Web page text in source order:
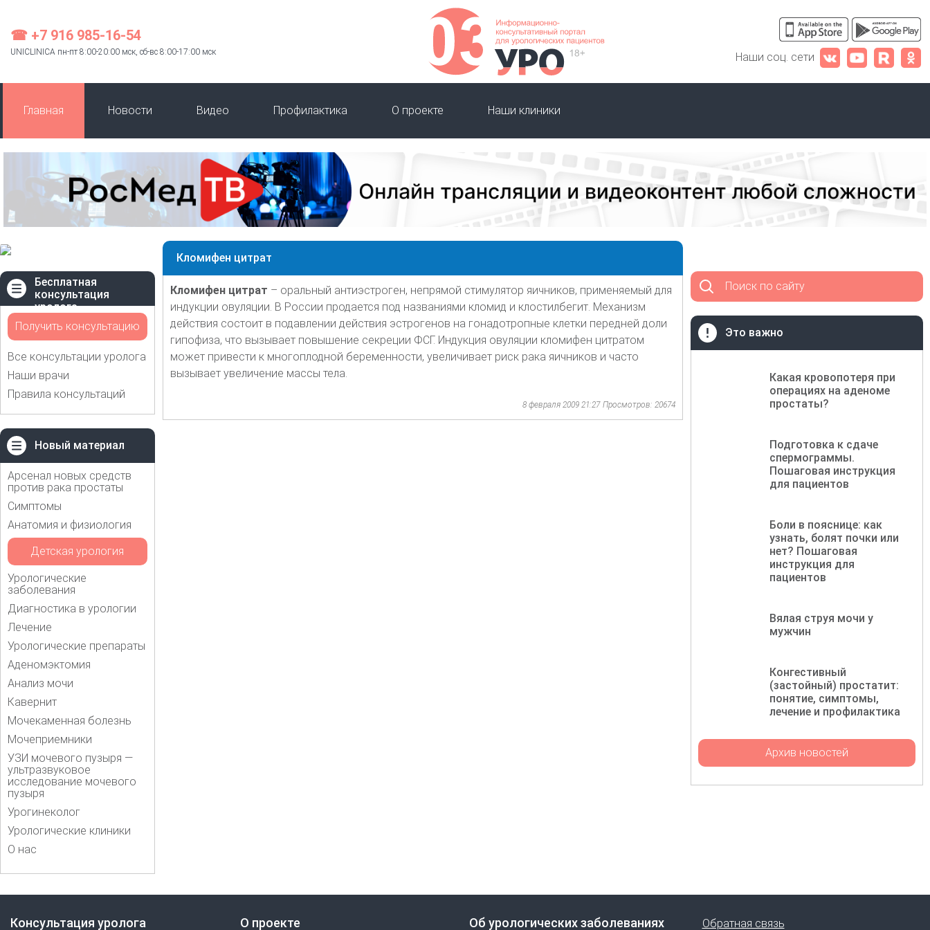
☎ +7 916 985-16-54
UNICLINICA пн-пт 8:00-20:00 мск, сб-вс 8:00-17:00 мск Наши соц. сети
Главная Новости Видео Профилактика О проекте Наши клиники
Бесплатная
консультация
уролога
Получить консультацию
Все консультации уролога
Наши врачи
Правила консультаций
Новый материал
Арсенал новых средств
против рака простаты
Симптомы
Анатомия и физиология
Детская урология
Урологические
заболевания
Диагностика в урологии
Лечение
Урологические препараты
Аденомэктомия
Анализ мочи
Кавернит
Мочекаменная болезнь
Мочеприемники
УЗИ мочевого пузыря —
ультразвуковое
исследование мочевого
пузыря
Урогинеколог
Урологические клиники
О нас
Кломифен цитрат
Кломифен цитрат – оральный антиэстроген, непрямой стимулятор яичников, применяемый для
индукции овуляции. В России продается под названиями кломид и клостилбегит. Механизм
действия состоит в подавлении действия эстрогенов на гонадотропные клетки передней доли
гипофиза, что вызывает повышение секреции ФСГ. Индукция овуляции кломифен цитратом
может привести к многоплодной беременности, увеличивает риск рака яичников и часто
вызывает увеличение массы тела.
8 февраля 2009 21:27 Просмотров: 20674
Поиск по сайту
Это важно
Какая кровопотеря при
операциях на аденоме
простаты?
Подготовка к сдаче
спермограммы.
Пошаговая инструкция
для пациентов
Боли в пояснице: как
узнать, болят почки или
нет? Пошаговая
инструкция для
пациентов
Вялая струя мочи у
мужчин
Конгестивный
(застойный) простатит:
понятие, симптомы,
лечение и профилактика
Архив новостей
Консультация уролога О проекте Об урологических заболеваниях Обратная связь